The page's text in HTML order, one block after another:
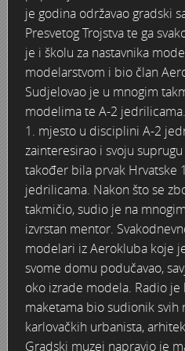
Kupalište na Korani
JAKIL d.d.
Izgradnja uglovnice
Gostiona obitelji
Foginovo kupalište
Fašnik
Državna ženska
Drveni most na Korani
Cvjetni korzo 1930.
Ulazak Nijemaca i
Stjepan Šantić –
Josip Plavetić –
Boško Petrović -
Bombardiranje
Bombardiranje
Karlovac 1945. - 1960.Vlakom preko Kupe
UNNRA
Tvornica Lola Ribar
Radne akcije 1945.
Prvomajske proslave
Proslava 10.
Poligon i igralište u
Nogomet
Moto utrka na
Karlovac 1960. - 1980.
Dogradnja hotela
Latica - štedionica
Košarka
Korzo - kružni tok
KIM - Karlovačka
Karlovčani na
Karavana bratstva i
Jarče Polje - Dobra
Karlovac 1980. - 1990.34. KARLOVAČKA
Bijele ruže
Bodybuilding
Brodom po Kupi
Dani piva Dani
Džafer
Eksplozija plina -
Karlovac 1990. - 2000.
Baseball
Biciklijada 1991.
Croatian Eagle Team
Dani piva 1999.
Fašnik u Karlovcu
Karlovac u Europi -
Prve pričesti 1900. - 1991.
Selce/CrikvenicaHMS Glorious u
Učenički stogodišnjak
60-ta godišnjica
Bal maturanata 1959.
Engleski u vrtiću
VATROGASCI
Županija Hidrocentrala Ozalj
Raketiranja Banskih
Sentimentalno
Slikar i glazbenik -
Slobodan Martinović
Studijski portreti iz
Tehnička škola
Zdravko Neskusil -
Odred izviđača
Zlatno doba košarke -
Karlovac
Korana
Kupa
Living
Nekad
Parkovi
Sajam
je godina održavao gradski
Presvetog Trojstva te ga
je i školu za nastavnika
modelarstvom i bio član
Sudjelovao je u mnogim
modelima te A-2
1. mjesto u disciplini A-2
zainteresirao i svoju
također bila prvak Hrvatske
jedrilicama. Nakon što se
takmičio, sudio je na
izvrstan mentor.
modelari iz Aerokluba koje
svome domu podučavao,
oko izrade modela. Radio
maketama bio sudionik svih
karlovačkih urbanista,
Gradski muzej napravio je